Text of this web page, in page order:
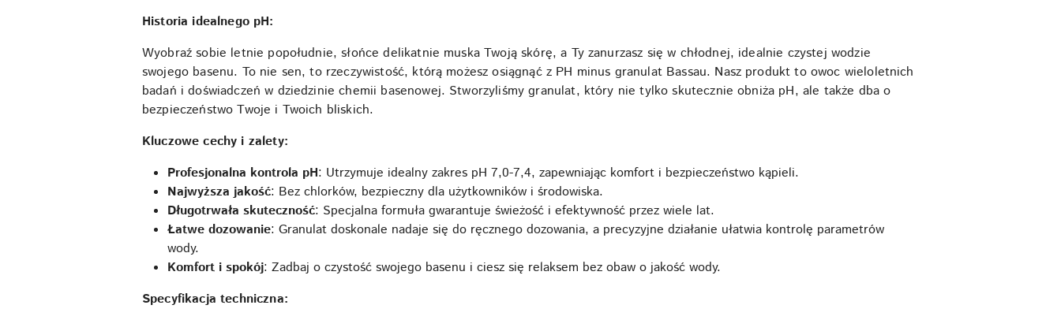
Historia idealnego pH:
Wyobraź sobie letnie popołudnie, słońce delikatnie muska Twoją skórę, a Ty zanurzasz się w chłodnej, idealnie czystej wodzie
swojego basenu. To nie sen, to rzeczywistość, którą możesz osiągnąć z PH minus granulat Bassau. Nasz produkt to owoc wieloletnich
badań i doświadczeń w dziedzinie chemii basenowej. Stworzyliśmy granulat, który nie tylko skutecznie obniża pH, ale także dba o
bezpieczeństwo Twoje i Twoich bliskich.
Kluczowe cechy i zalety:
Profesjonalna kontrola pH: Utrzymuje idealny zakres pH 7,0-7,4, zapewniając komfort i bezpieczeństwo kąpieli.
Najwyższa jakość: Bez chlorków, bezpieczny dla użytkowników i środowiska.
Długotrwała skuteczność: Specjalna formuła gwarantuje świeżość i efektywność przez wiele lat.
Łatwe dozowanie: Granulat doskonale nadaje się do ręcznego dozowania, a precyzyjne działanie ułatwia kontrolę parametrów
wody.
Komfort i spokój: Zadbaj o czystość swojego basenu i ciesz się relaksem bez obaw o jakość wody.
Specyfikacja techniczna: